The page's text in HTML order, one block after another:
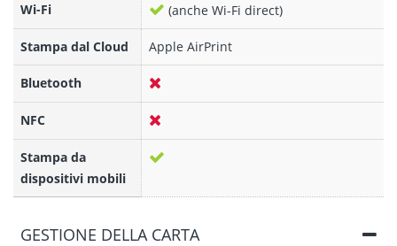
Wi-Fi (anche Wi-Fi direct)
Stampa dal Cloud Apple AirPrint
Bluetooth
NFC
Stampa da
dispositivi mobili
GESTIONE DELLA CARTA